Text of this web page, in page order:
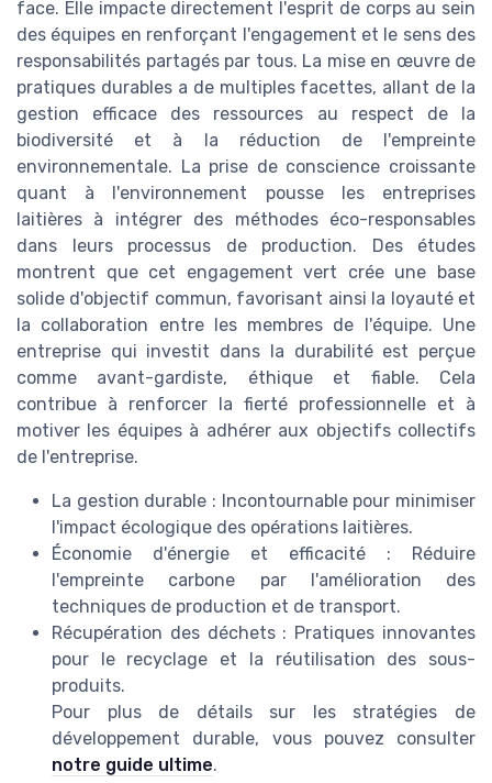
face. Elle impacte directement l'esprit de corps au sein
des équipes en renforçant l'engagement et le sens des
responsabilités partagés par tous. La mise en œuvre de
pratiques durables a de multiples facettes, allant de la
gestion efficace des ressources au respect de la
biodiversité et à la réduction de l'empreinte
environnementale. La prise de conscience croissante
quant à l'environnement pousse les entreprises
laitières à intégrer des méthodes éco-responsables
dans leurs processus de production. Des études
montrent que cet engagement vert crée une base
solide d'objectif commun, favorisant ainsi la loyauté et
la collaboration entre les membres de l'équipe. Une
entreprise qui investit dans la durabilité est perçue
comme avant-gardiste, éthique et fiable. Cela
contribue à renforcer la fierté professionnelle et à
motiver les équipes à adhérer aux objectifs collectifs
de l'entreprise.
La gestion durable : Incontournable pour minimiser
l'impact écologique des opérations laitières.
Économie d'énergie et efficacité : Réduire
l'empreinte carbone par l'amélioration des
techniques de production et de transport.
Récupération des déchets : Pratiques innovantes
pour le recyclage et la réutilisation des sous-
produits.
Pour plus de détails sur les stratégies de
développement durable, vous pouvez consulter
notre guide ultime.